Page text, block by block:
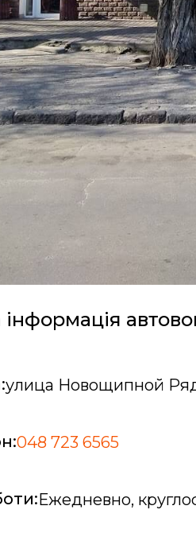
інформація
улица Новощипной
048 723 6565
Ежедневно,